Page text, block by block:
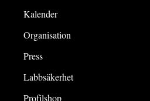
Kalender
Organisation
Press
Labbsäkerhet
Profilshop